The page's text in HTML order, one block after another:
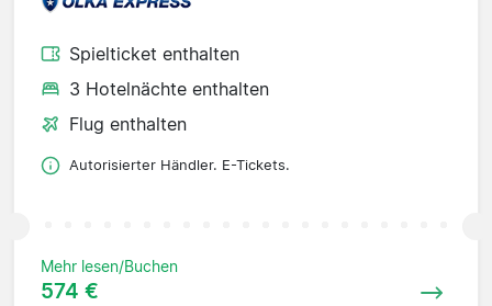
Spielticket enthalten
3 Hotelnächte enthalten
Flug enthalten
Autorisierter Händler. E-Tickets.
Mehr lesen/Buchen
574 €